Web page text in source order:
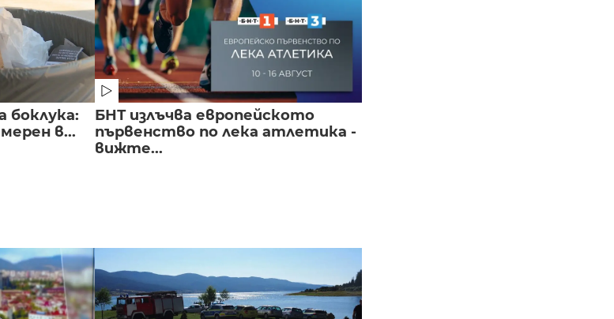
боклука:
в...
БНТ излъчва европейското
първенство по лека атлетика -
вижте...